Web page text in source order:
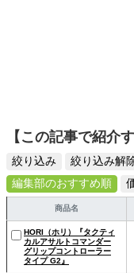
【この記事で紹介
絞り込み
絞り込み解
編集部のおすすめ順
商品名
HORI（ホリ）『タクティ
カルアサルトコマンダー
グリップコントローラー
タイプ G2』